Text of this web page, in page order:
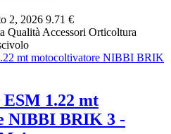
2, 2026 9.71 €
Qualità Accessori Orticoltura
1.22 mt
NIBBI BRIK 3 -